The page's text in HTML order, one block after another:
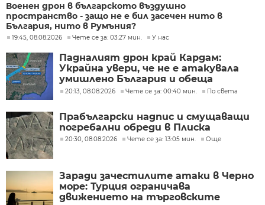
Военен дрон в българското въздушно
пространство - защо не е бил засечен нито в
България, нито в Румъния?
19:45, 08.08.2026 Чете се за: 03:27 мин. У нас
Падналият дрон край Кардам:
Украйна увери, че не е атакувала
умишлено България и обеща
разследване
20:13, 08.08.2026 Чете се за: 00:40 мин. По света
Прабългарски надпис и смущаващи
погребални обреди в Плиска
20:30, 08.08.2026 Чете се за: 13:05 мин. Още
Заради зачестилите атаки в Черно
море: Турция ограничава
движението на търговските